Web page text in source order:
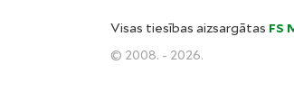
Visas tiesības aizsargātas FS
© 2008. - 2026.